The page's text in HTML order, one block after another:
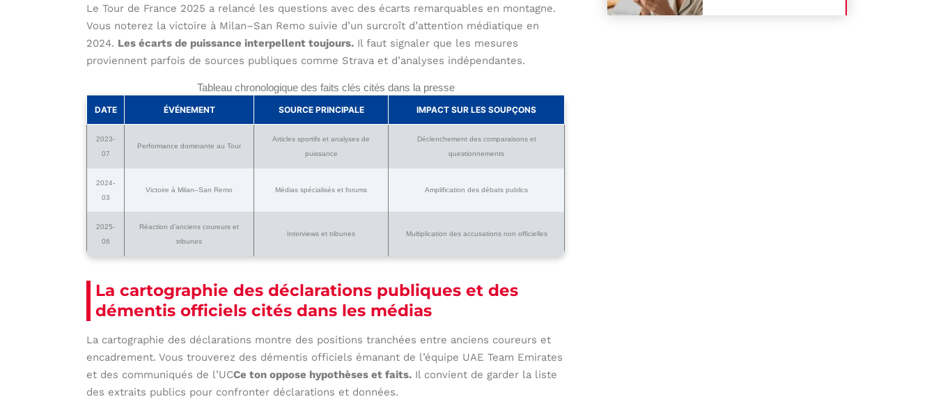
Le Tour de France 2025 a relancé les questions avec des écarts remarquables en montagne.
Vous noterez la victoire à Milan–San Remo suivie d’un surcroît d’attention médiatique en
2024. Les écarts de puissance interpellent toujours. Il faut signaler que les mesures
proviennent parfois de sources publiques comme Strava et d’analyses indépendantes.
Tableau chronologique des faits clés cités dans la presse
DATE ÉVÉNEMENT SOURCE PRINCIPALE IMPACT SUR LES SOUPÇONS
2023-
07
Performance dominante au Tour
Articles sportifs et analyses de
puissance
Déclenchement des comparaisons et
questionnements
2024-
03
Victoire à Milan–San Remo Médias spécialisés et forums Amplification des débats publics
2025-
06
Réaction d’anciens coureurs et
tribunes
Interviews et tribunes Multiplication des accusations non officielles
La cartographie des déclarations publiques et des
démentis officiels cités dans les médias
La cartographie des déclarations montre des positions tranchées entre anciens coureurs et
encadrement. Vous trouverez des démentis officiels émanant de l’équipe UAE Team Emirates
et des communiqués de l’UCCe ton oppose hypothèses et faits. Il convient de garder la liste
des extraits publics pour confronter déclarations et données.